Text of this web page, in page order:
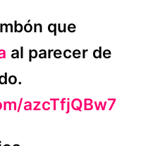
que
al parecer de
azcTfjQBw7